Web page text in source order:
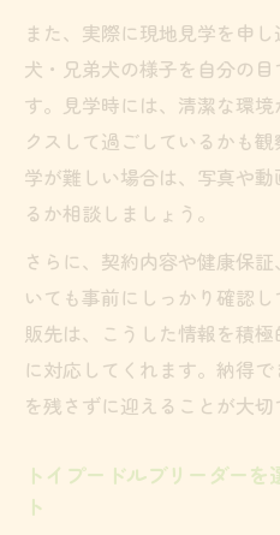
また、実際に現地見学を申
犬・兄弟犬の様子を自分の
す。見学時には、清潔な環
クスして過ごしているかも
学が難しい場合は、写真や
るか相談しましょう。
さらに、契約内容や健康保
いても事前にしっかり確認
販先は、こうした情報を積
に対応してくれます。納得
を残さずに迎えることが大切
トイプードルブリーダー
ト